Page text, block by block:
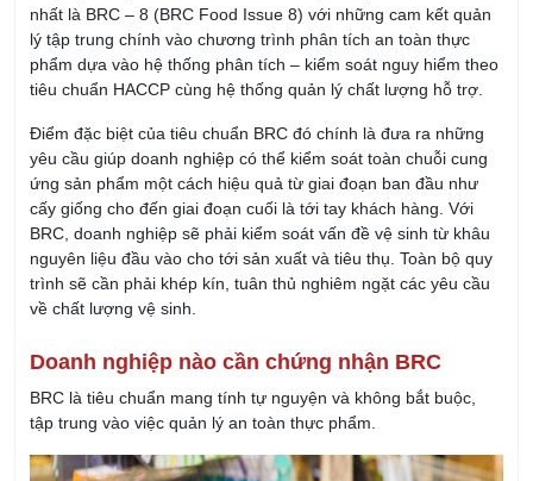
nhất là BRC – 8 (BRC Food Issue 8) với những cam kết quản
lý tập trung chính vào chương trình phân tích an toàn thực
phẩm dựa vào hệ thống phân tích – kiểm soát nguy hiểm theo
tiêu chuẩn HACCP cùng hệ thống quản lý chất lượng hỗ trợ.
Điểm đặc biệt của tiêu chuẩn BRC đó chính là đưa ra những
yêu cầu giúp doanh nghiệp có thể kiểm soát toàn chuỗi cung
ứng sản phẩm một cách hiệu quả từ giai đoạn ban đầu như
cấy giống cho đến giai đoạn cuối là tới tay khách hàng. Với
BRC, doanh nghiệp sẽ phải kiểm soát vấn đề vệ sinh từ khâu
nguyên liệu đầu vào cho tới sản xuất và tiêu thụ. Toàn bộ quy
trình sẽ cần phải khép kín, tuân thủ nghiêm ngặt các yêu cầu
về chất lượng vệ sinh.
Doanh nghiệp nào cần chứng nhận BRC
BRC là tiêu chuẩn mang tính tự nguyện và không bắt buộc,
tập trung vào việc quản lý an toàn thực phẩm.